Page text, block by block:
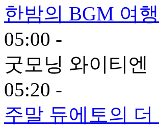
한밤의 BGM 여
05:00 -
굿모닝 와이티엔
05:20 -
주말 듀에토의